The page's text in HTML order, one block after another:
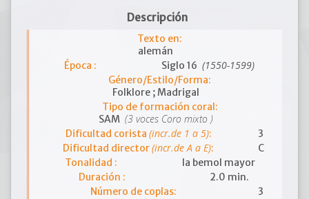
Descripción
Texto en:
alemán
Época :
Siglo 16 (1550-1599)
Género/Estilo/Forma:
Folklore ; Madrigal
Tipo de formación coral:
SAM (3 voces Coro mixto )
Dificultad corista (incr.de 1 a 5):
3
Dificultad director(incr.de A a E):
C
Tonalidad :
la bemol mayor
Duración :
2.0 min.
Número de coplas:
3